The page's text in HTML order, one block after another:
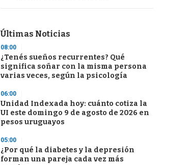
Últimas Noticias
08:00
¿Tenés sueños recurrentes? Qué
significa soñar con la misma persona
varias veces, según la psicología
06:00
Unidad Indexada hoy: cuánto cotiza la
UI este domingo 9 de agosto de 2026 en
pesos uruguayos
05:00
¿Por qué la diabetes y la depresión
forman una pareja cada vez más